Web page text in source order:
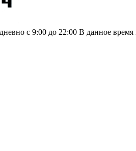
с 9:00 до 22:00 В данное